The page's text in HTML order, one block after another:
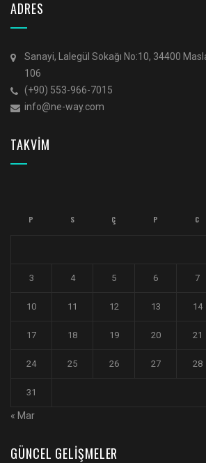
ADRES
Sanayi, Lalegül Sokağı No:10, 34400
106
(+90) 553-966-7015
info@ne-way.com
TAKVİM
P S Ç P C
3 4 5 6 7
10 11 12 13 14
17 18 19 20 21
24 25 26 27 28
31
« Mar
GÜNCEL GELIŞMELER